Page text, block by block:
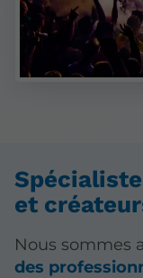
et
Nous sommes
des